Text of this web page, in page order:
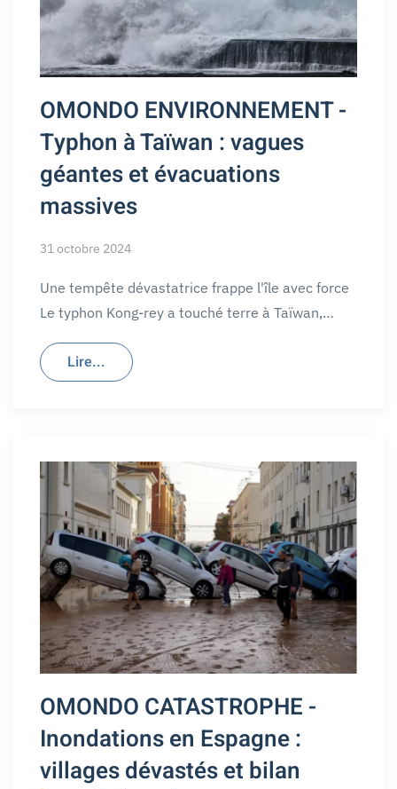
OMONDO ENVIRONNEMENT -
Typhon à Taïwan : vagues
géantes et évacuations
massives
31 octobre 2024
Une tempête dévastatrice frappe l'île avec force
Le typhon Kong-rey a touché terre à Taïwan,…
Lire...
OMONDO CATASTROPHE -
Inondations en Espagne :
villages dévastés et bilan